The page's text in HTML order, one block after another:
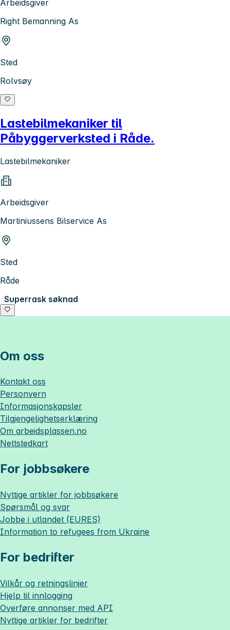
Arbeidsgiver
Right Bemanning As
Sted
Rolvsøy
Lastebilmekaniker til
Påbyggerverksted i Råde.
Lastebilmekaniker
Arbeidsgiver
Martiniussens Bilservice As
Sted
Råde
Superrask søknad
Om oss
Kontakt oss
Personvern
Informasjonskapsler
Tilgjengelighetserklæring
Om arbeidsplassen.no
Nettstedkart
For jobbsøkere
Nyttige artikler for jobbsøkere
Spørsmål og svar
Jobbe i utlandet (EURES)
Information to refugees from Ukraine
For bedrifter
Vilkår og retningslinjer
Hjelp til innlogging
Overføre annonser med API
Nyttige artikler for bedrifter